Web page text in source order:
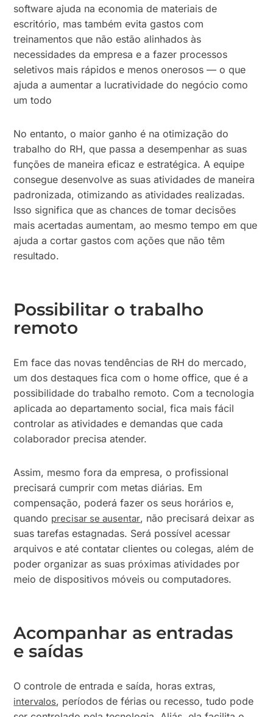
software ajuda na economia de materiais de
escritório, mas também evita gastos com
treinamentos que não estão alinhados às
necessidades da empresa e a fazer processos
seletivos mais rápidos e menos onerosos — o que
ajuda a aumentar a lucratividade do negócio como
um todo
No entanto, o maior ganho é na otimização do
trabalho do RH, que passa a desempenhar as suas
funções de maneira eficaz e estratégica. A equipe
consegue desenvolve as suas atividades de maneira
padronizada, otimizando as atividades realizadas.
Isso significa que as chances de tomar decisões
mais acertadas aumentam, ao mesmo tempo em que
ajuda a cortar gastos com ações que não têm
resultado.
Possibilitar o trabalho
remoto
Em face das novas tendências de RH do mercado,
um dos destaques fica com o home office, que é a
possibilidade do trabalho remoto. Com a tecnologia
aplicada ao departamento social, fica mais fácil
controlar as atividades e demandas que cada
colaborador precisa atender.
Assim, mesmo fora da empresa, o profissional
precisará cumprir com metas diárias. Em
compensação, poderá fazer os seus horários e,
quando precisar se ausentar, não precisará deixar as
suas tarefas estagnadas. Será possível acessar
arquivos e até contatar clientes ou colegas, além de
poder organizar as suas próximas atividades por
meio de dispositivos móveis ou computadores.
Acompanhar as entradas
e saídas
O controle de entrada e saída, horas extras,
intervalos, períodos de férias ou recesso, tudo pode